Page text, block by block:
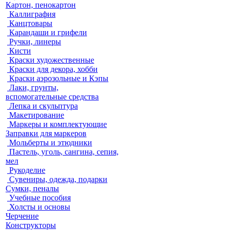
Картон, пенокартон
Каллиграфия
Канцтовары
Карандаши и грифели
Ручки, линеры
Кисти
Краски художественные
Краски для декора, хобби
Краски аэрозольные и Кэпы
Лаки, грунты,
вспомогательные средства
Лепка и скульптура
Макетирование
Маркеры и комплектующие
Заправки для маркеров
Мольберты и этюдники
Пастель, уголь, сангина, сепия,
мел
Рукоделие
Сувениры, одежда, подарки
Сумки, пеналы
Учебные пособия
Холсты и основы
Черчение
Конструкторы